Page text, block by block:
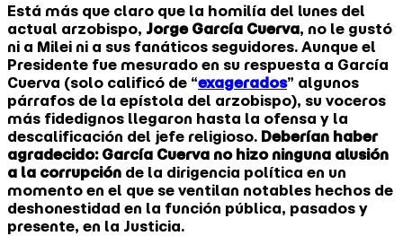
Está más que claro que la homilía del lunes del
actual arzobispo, Jorge García Cuerva, no le gustó
ni a Milei ni a sus fanáticos seguidores. Aunque el
Presidente fue mesurado en su respuesta a García
Cuerva (solo calificó de “exagerados” algunos
párrafos de la epístola del arzobispo), su voceros
más fidedignos llegaron hasta la ofensa y la
descalificación del jefe religioso. Deberían haber
agradecido: García Cuerva no hizo ninguna alusión
a la corrupción de la dirigencia política en un
momento en el que se ventilan notables hechos de
deshonestidad en la función pública, pasados y
presente, en la Justicia.